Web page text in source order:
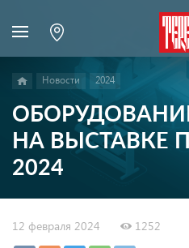
Новости 2024
ОБОРУДОВАНИЕ
НА ВЫСТАВКЕ
2024
12 февраля 2024 1252